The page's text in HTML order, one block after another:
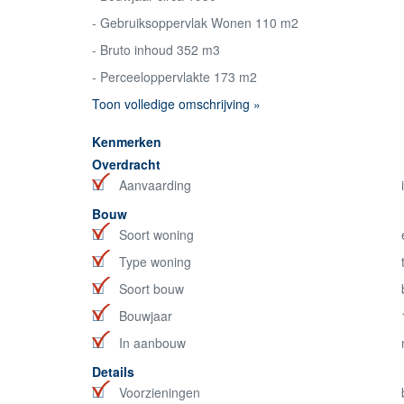
- Gebruiksoppervlak Wonen 110 m2
- Bruto inhoud 352 m3
- Perceeloppervlakte 173 m2
Toon volledige omschrijving »
Kenmerken
Overdracht
Aanvaarding
Bouw
Soort woning
Type woning
Soort bouw
Bouwjaar
In aanbouw
Details
Voorzieningen